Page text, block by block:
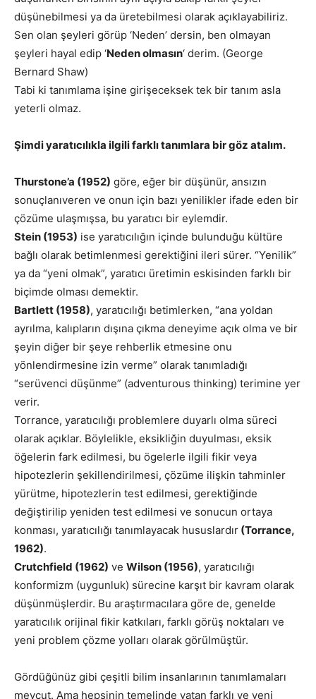
düşünebilmesi ya da üretebilmesi olarak açıklayabiliriz.
Sen olan şeyleri görüp ‘Neden’ dersin, ben olmayan
şeyleri hayal edip ‘Neden olmasın‘ derim. (George
Bernard Shaw)
Tabi ki tanımlama işine girişeceksek tek bir tanım asla
yeterli olmaz.
Şimdi yaratıcılıkla ilgili farklı tanımlara bir göz atalım.
Thurstone’a (1952) göre, eğer bir düşünür, ansızın
sonuçlanıveren ve onun için bazı yenilikler ifade eden bir
çözüme ulaşmışsa, bu yaratıcı bir eylemdir.
Stein (1953) ise yaratıcılığın içinde bulunduğu kültüre
bağlı olarak betimlenmesi gerektiğini ileri sürer. “Yenilik”
ya da “yeni olmak”, yaratıcı üretimin eskisinden farklı bir
biçimde olması demektir.
Bartlett (1958), yaratıcılığı betimlerken, “ana yoldan
ayrılma, kalıpların dışına çıkma deneyime açık olma ve bir
şeyin diğer bir şeye rehberlik etmesine onu
yönlendirmesine izin verme” olarak tanımladığı
“serüvenci düşünme” (adventurous thinking) terimine yer
verir.
Torrance, yaratıcılığı problemlere duyarlı olma süreci
olarak açıklar. Böylelikle, eksikliğin duyulması, eksik
öğelerin fark edilmesi, bu ögelerle ilgili fikir veya
hipotezlerin şekillendirilmesi, çözüme ilişkin tahminler
yürütme, hipotezlerin test edilmesi, gerektiğinde
değiştirilip yeniden test edilmesi ve sonucun ortaya
konması, yaratıcılığı tanımlayacak hususlardır (Torrance,
1962).
Crutchfield (1962) ve Wilson (1956), yaratıcılığı
konformizm (uygunluk) sürecine karşıt bir kavram olarak
düşünmüşlerdir. Bu araştırmacılara göre de, genelde
yaratıcılık orijinal fikir katkıları, farklı görüş noktaları ve
yeni problem çözme yolları olarak görülmüştür.
Gördüğünüz gibi çeşitli bilim insanlarının tanımlamaları
mevcut. Ama hepsinin temelinde yatan farklı ve yeni